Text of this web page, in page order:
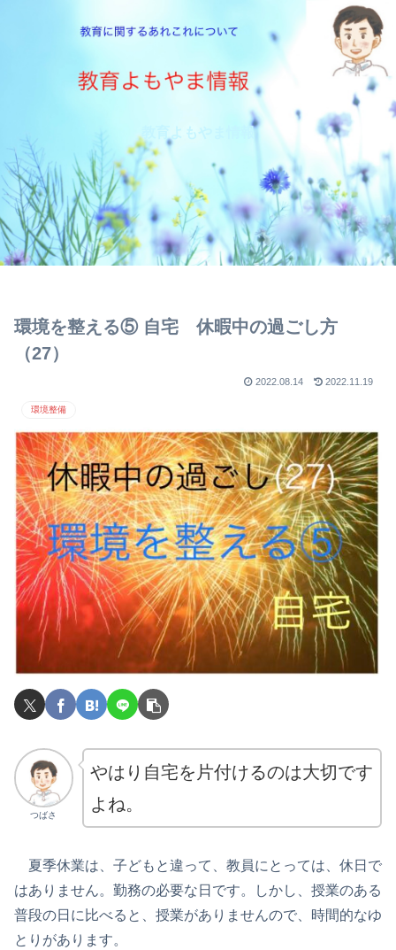
教育よもやま情報
環境を整える⑤ 自宅 休暇中の過ごし方
（27）
2022.08.14 2022.11.19
環境整備
つばさ
やはり自宅を片付けるのは大切です
よね。
夏季休業は、子どもと違って、教員にとっては、休日で
はありません。勤務の必要な日です。しかし、授業のある
普段の日に比べると、授業がありませんので、時間的なゆ
とりがあります。